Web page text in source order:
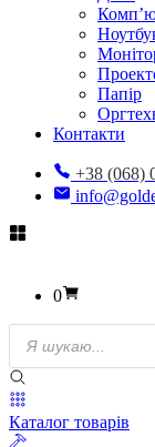
Папір
Контакти
+38 (068)
0
Пошук
товарів
Каталог товарів